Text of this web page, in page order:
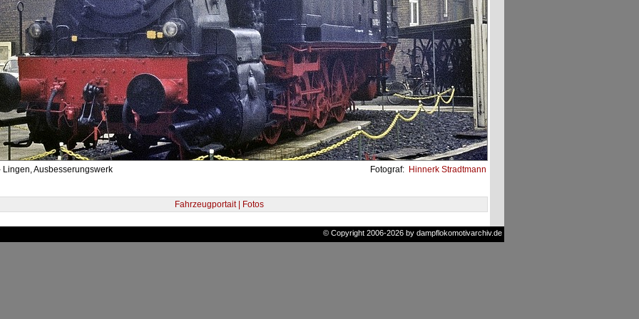
Lingen, Ausbesserungswerk Fotograf: Hinnerk Stradtmann
Fahrzeugportait | Fotos
© Copyright 2006-2026 by dampflokomotivarchiv.de